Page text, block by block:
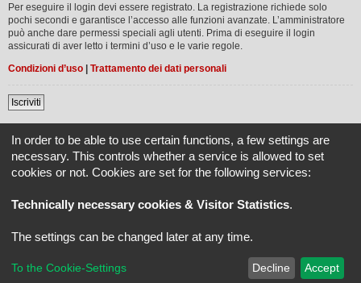
Per eseguire il login devi essere registrato. La registrazione richiede solo
pochi secondi e garantisce l’accesso alle funzioni avanzate. L’amministratore
può anche dare permessi speciali agli utenti. Prima di eseguire il login
assicurati di aver letto i termini d’uso e le varie regole.
Condizioni d’uso | Trattamento dei dati personali
Iscriviti
Tutti gli orari sono UTC+02:00
REVLIMITER.IT e i suoi contenuti sono di proprietà di REVLIMITER S.r.L.
derivati sono di esclusiva titolarità di MV AGUSTA MOTOR SPA
Creato daphpBB® Forum Software © phpBB Limited
In order to be able to use certain functions, a few settings are
necessary. This controls whether a service is allowed to set
cookies or not. Cookies are set for the following services:
Technically necessary cookies & Visitor Statistics.
The settings can be changed later at any time.
To the Cookie-Settings Decline Accept